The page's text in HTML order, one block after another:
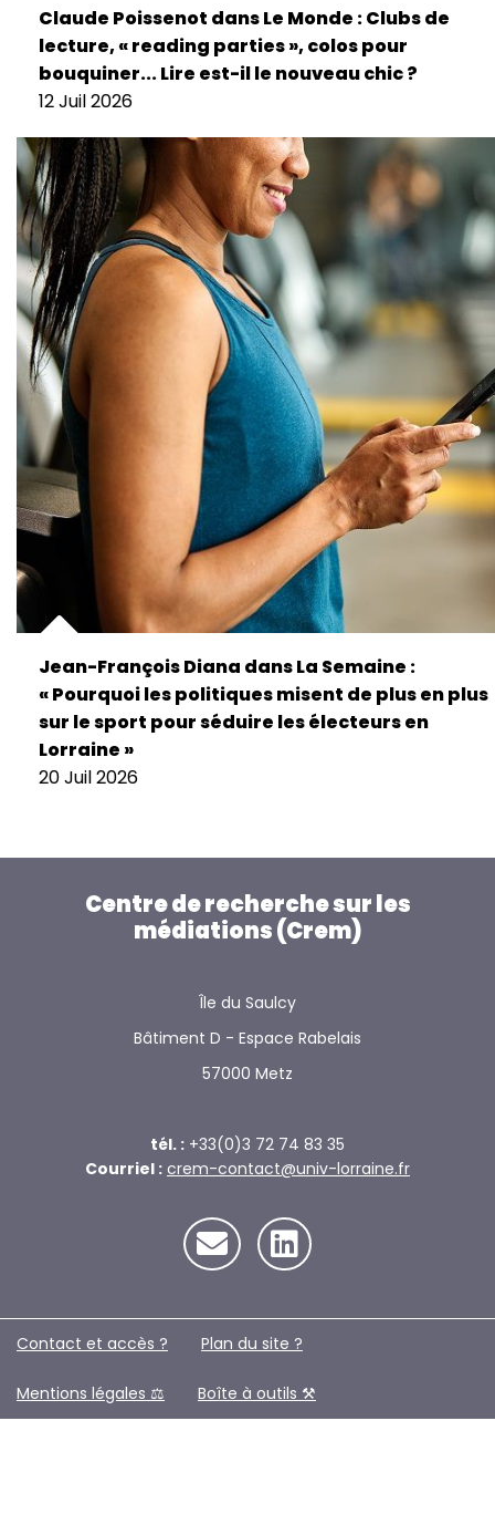
Claude Poissenot dans Le Monde : Clubs de
lecture, « reading parties », colos pour
bouquiner... Lire est-il le nouveau chic ?
12 Juil 2026
Jean-François Diana dans La Semaine :
« Pourquoi les politiques misent de plus en plus
sur le sport pour séduire les électeurs en
Lorraine »
20 Juil 2026
Centre de recherche sur les
médiations (Crem)
Île du Saulcy
Bâtiment D - Espace Rabelais
57000 Metz
tél. : +33(0)3 72 74 83 35
Courriel : crem-contact@univ-lorraine.fr
Contact et accès ? Plan du site ?️
Mentions légales ⚖️ Boîte à outils ⚒️